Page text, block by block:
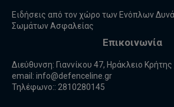
Ειδήσεις από τον χώρο των Ενόπλων
Σωμάτων Ασφαλείας
Επικοινωνία
Διεύθυνση: Γιαννίκου 47, Ηράκλειο Κρήτης
email: info@defenceline.gr
Τηλέφωνο:: 2810280145